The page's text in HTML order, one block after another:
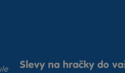
Slevy na hračky do